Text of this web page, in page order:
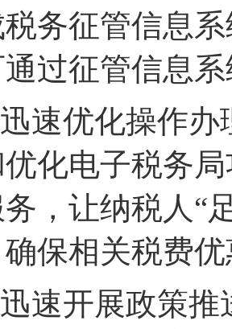
务征管信息
通过征管信息
速优化操作办
化电子税务
，让纳税人“
保相关税费
速开展政策推